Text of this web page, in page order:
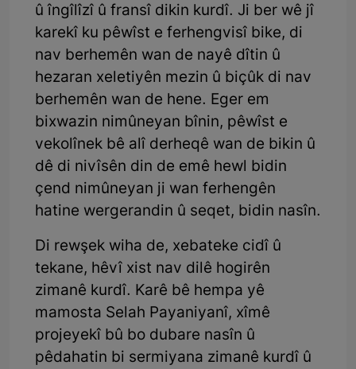
û îngîlîzî û fransî dikin kurdî. Ji ber wê jî
karekî ku pêwîst e ferhengvisî bike, di
nav berhemên wan de nayê dîtin û
hezaran xeletiyên mezin û biçûk di nav
berhemên wan de hene. Eger em
bixwazin nimûneyan bînin, pêwîst e
vekolînek bê alî derheqê wan de bikin û
dê di nivîsên din de emê hewl bidin
çend nimûneyan ji wan ferhengên
hatine wergerandin û seqet, bidin nasîn.
Di rewşek wiha de, xebateke cidî û
tekane, hêvî xist nav dilê hogirên
zimanê kurdî. Karê bê hempa yê
mamosta Selah Payaniyanî, xîmê
projeyekî bû bo dubare nasîn û
pêdahatin bi sermiyana zimanê kurdî û